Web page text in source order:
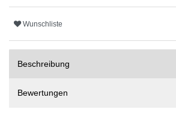
Wunschliste
Beschreibung
Bewertungen